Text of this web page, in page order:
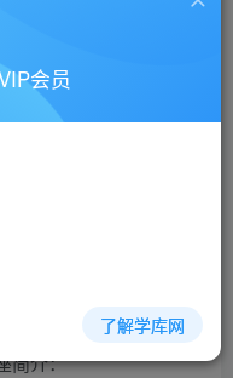
）【价值299元】
后购买，可保存购买订单
简介：
会员
了解学库网